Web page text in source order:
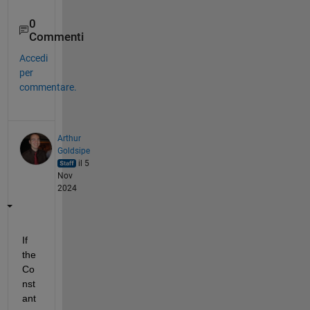
0
Commenti
Accedi
per
commentare.
Arthur
Goldsipe
il 5
Nov
2024
If
the
Co
nst
ant